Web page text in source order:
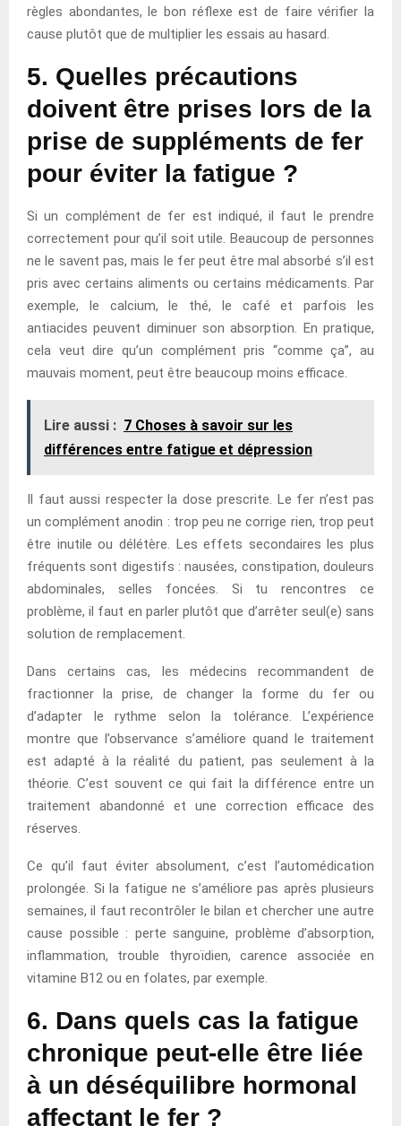
règles abondantes, le bon réflexe est de faire vérifier la
cause plutôt que de multiplier les essais au hasard.
5. Quelles précautions
doivent être prises lors de la
prise de suppléments de fer
pour éviter la fatigue ?
Si un complément de fer est indiqué, il faut le prendre
correctement pour qu’il soit utile. Beaucoup de personnes
ne le savent pas, mais le fer peut être mal absorbé s’il est
pris avec certains aliments ou certains médicaments. Par
exemple, le calcium, le thé, le café et parfois les
antiacides peuvent diminuer son absorption. En pratique,
cela veut dire qu’un complément pris “comme ça”, au
mauvais moment, peut être beaucoup moins efficace.
Lire aussi : 7 Choses à savoir sur les
différences entre fatigue et dépression
Il faut aussi respecter la dose prescrite. Le fer n’est pas
un complément anodin : trop peu ne corrige rien, trop peut
être inutile ou délétère. Les effets secondaires les plus
fréquents sont digestifs : nausées, constipation, douleurs
abdominales, selles foncées. Si tu rencontres ce
problème, il faut en parler plutôt que d’arrêter seul(e) sans
solution de remplacement.
Dans certains cas, les médecins recommandent de
fractionner la prise, de changer la forme du fer ou
d’adapter le rythme selon la tolérance. L’expérience
montre que l’observance s’améliore quand le traitement
est adapté à la réalité du patient, pas seulement à la
théorie. C’est souvent ce qui fait la différence entre un
traitement abandonné et une correction efficace des
réserves.
Ce qu’il faut éviter absolument, c’est l’automédication
prolongée. Si la fatigue ne s’améliore pas après plusieurs
semaines, il faut recontrôler le bilan et chercher une autre
cause possible : perte sanguine, problème d’absorption,
inflammation, trouble thyroïdien, carence associée en
vitamine B12 ou en folates, par exemple.
6. Dans quels cas la fatigue
chronique peut-elle être liée
à un déséquilibre hormonal
affectant le fer ?